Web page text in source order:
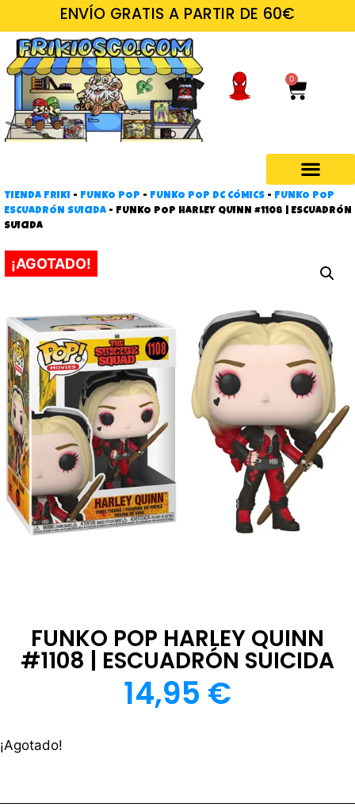
ENVÍO GRATIS A PARTIR DE 60€
0
TIENDA FRIKI - FUNKO POP - FUNKO POP DC CÓMICS - FUNKO POP
ESCUADRÓN SUICIDA - FUNKO POP HARLEY QUINN #1108 | ESCUADRÓN
SUICIDA
¡AGOTADO!
FUNKO POP HARLEY QUINN
#1108 | ESCUADRÓN SUICIDA
14,95 €
¡Agotado!